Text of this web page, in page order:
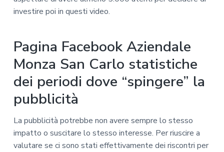
investire poi in questi video.
Pagina Facebook Aziendale
Monza San Carlo statistiche
dei periodi dove “spingere” la
pubblicità
La pubblicità potrebbe non avere sempre lo stesso
impatto o suscitare lo stesso interesse. Per riuscire a
valutare se ci sono stati effettivamente dei riscontri per